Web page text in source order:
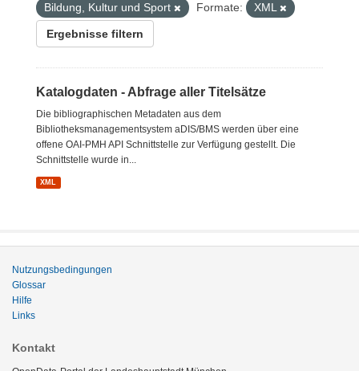
Bildung, Kultur und Sport
Formate: XML
Ergebnisse filtern
Katalogdaten - Abfrage aller Titelsätze
Die bibliographischen Metadaten aus dem
Bibliotheksmanagementsystem aDIS/BMS werden über eine
offene OAI-PMH API Schnittstelle zur Verfügung gestellt. Die
Schnittstelle wurde in...
XML
Nutzungsbedingungen
Glossar
Hilfe
Links
Kontakt